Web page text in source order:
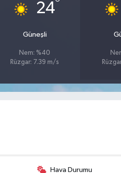
24°
Güneşli
Nem: %40
Rüzgar: 7.39 m/s
Hava Durumu